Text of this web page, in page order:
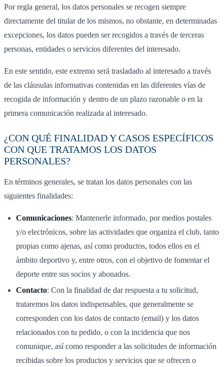
Por regla general, los datos personales se recogen siempre
directamente del titular de los mismos, no obstante, en determinadas
excepciones, los datos pueden ser recogidos a través de terceras
personas, entidades o servicios diferentes del interesado.
En este sentido, este extremo será trasladado al interesado a través
de las cláusulas informativas contenidas en las diferentes vías de
recogida de información y dentro de un plazo razonable o en la
primera comunicación realizada al interesado.
¿CON QUÉ FINALIDAD Y CASOS ESPECÍFICOS
CON QUE TRATAMOS LOS DATOS
PERSONALES?
En términos generales, se tratan los datos personales con las
siguientes finalidades:
Comunicaciones: Mantenerle informado, por medios postales
y/o electrónicos, sobre las actividades que organiza el club, tanto
propias como ajenas, así como productos, todos ellos en el
ámbito deportivo y, entre otros, con el objetivo de fomentar el
deporte entre sus socios y abonados.
Contacto: Con la finalidad de dar respuesta a tu solicitud,
trataremos los datos indispensables, que generalmente se
corresponden con los datos de contacto (email) y los datos
relacionados con tu pedido, o con la incidencia que nos
comunique, así como responder a las solicitudes de información
recibidas sobre los productos y servicios que se ofrecen o